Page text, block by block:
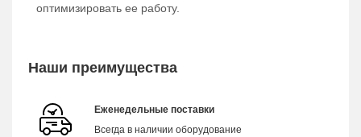
оптимизировать ее работу.
Наши преимущества
Еженедельные поставки
Всегда в наличии оборудование